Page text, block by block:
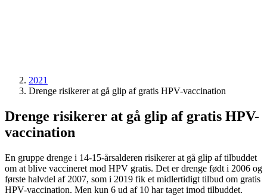
2021
Drenge risikerer at gå glip af gratis HPV-vaccination
Drenge risikerer at gå glip af gratis HPV-
vaccination
En gruppe drenge i 14-15-årsalderen risikerer at gå glip af tilbuddet
om at blive vaccineret mod HPV gratis. Det er drenge født i 2006 og
første halvdel af 2007, som i 2019 fik et midlertidigt tilbud om gratis
HPV-vaccination. Men kun 6 ud af 10 har taget imod tilbuddet.